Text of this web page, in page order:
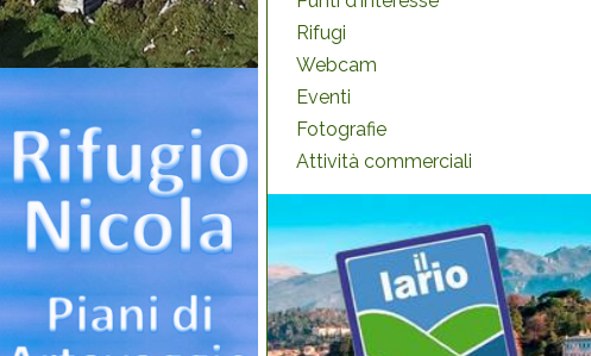
Rifugi
Webcam
Eventi
Fotografie
Attività commerciali